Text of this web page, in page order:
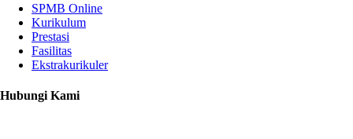
SPMB Online
Kurikulum
Prestasi
Fasilitas
Ekstrakurikuler
Hubungi Kami